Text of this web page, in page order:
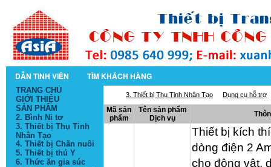
DẪN TINH VIÊN TÌM KHÁCH HÀNG
3. Thiết bị Thụ Tinh Nhân Tạo Dụng cụ hỗ trợ
Mã sản
phẩm
Tên sản phẩm
Dịch vụ
Thiết bị kích
dòng điện 2
cho động vật,
TRANG CHỦ
GIỚI THIỆU
SẢN PHẨM
2. Bình Ni tơ
3. Thiết bị Thụ Tinh
Nhân Tạo
4. Thiết bị Chăn nuôi
5. Thiết bị thú Y
6. Thức ăn gia súc